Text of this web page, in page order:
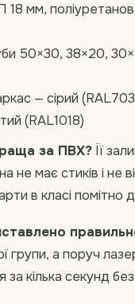
18 мм,
50×30, 38×20,
— сірий
(RAL1018)
за ПВХ? Її
не має стиків і не
в класі помітно
групи, а поруч
кілька секунд без